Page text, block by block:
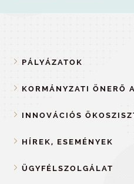
PÁLYÁZATOK
KORMÁNYZATI ÖNERŐ
INNOVÁCIÓS
HÍREK, ESEMÉNYEK
ÜGYFÉLSZOLGÁLAT